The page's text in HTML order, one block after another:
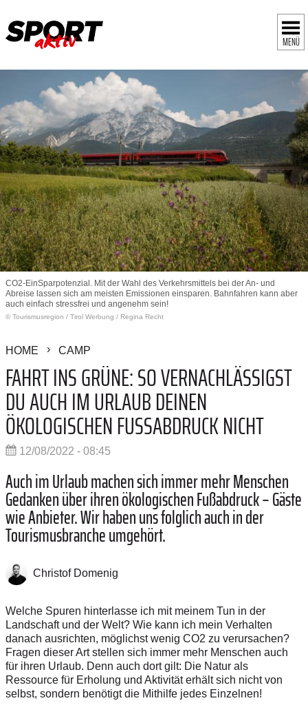
MENÜ
CO2-EinSparpotenzial. Mit der Wahl des Verkehrsmittels bei der An- und
Abreise lassen sich am meisten Emissionen einsparen. Bahnfahren kann aber
auch einfach stressfrei und angenehm sein!
© Tourismusregion / Tirol Werbung / Regina Recht
HOME CAMP
FAHRT INS GRÜNE: SO VERNACHLÄSSIGST
DU AUCH IM URLAUB DEINEN
ÖKOLOGISCHEN FUSSABDRUCK NICHT
12/08/2022 - 08:45
Auch im Urlaub machen sich immer mehr Menschen
Gedanken über ihren ökologischen Fußabdruck – Gäste
wie Anbieter. Wir haben uns folglich auch in der
Tourismusbranche umgehört.
Christof Domenig
Welche Spuren hinterlasse ich mit meinem Tun in der
Landschaft und der Welt? Wie kann ich mein Verhalten
danach ausrichten, möglichst wenig CO2 zu verursachen?
Fragen dieser Art stellen sich immer mehr Menschen auch
für ihren Urlaub. Denn auch dort gilt: Die Natur als
Ressource für Erholung und Aktivität erhält sich nicht von
selbst, sondern benötigt die Mithilfe jedes Einzelnen!